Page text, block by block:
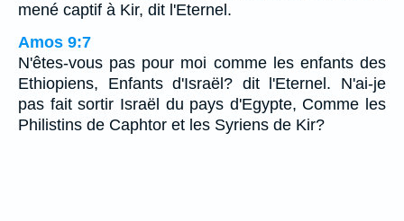
mené captif à Kir, dit l'Eternel.
Amos 9:7
N'êtes-vous pas pour moi comme les enfants des
Ethiopiens, Enfants d'Israël? dit l'Eternel. N'ai-je
pas fait sortir Israël du pays d'Egypte, Comme les
Philistins de Caphtor et les Syriens de Kir?